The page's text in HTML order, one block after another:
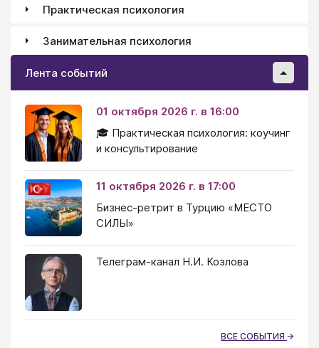
Практическая психология
Занимательная психология
Лента событий
01 октября 2026 г. в 16:00
🎓 Практическая психология: коучинг
и консультирование
11 октября 2026 г. в 17:00
Бизнес-ретрит в Турцию «МЕСТО
СИЛЫ»
Телеграм-канал Н.И. Козлова
ВСЕ СОБЫТИЯ